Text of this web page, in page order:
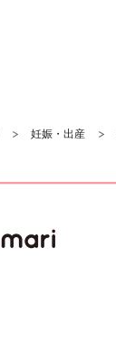
妊娠・出産